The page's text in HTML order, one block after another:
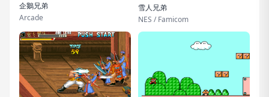
企鵝兄弟
Arcade
雪人兄弟
NES / Famicom